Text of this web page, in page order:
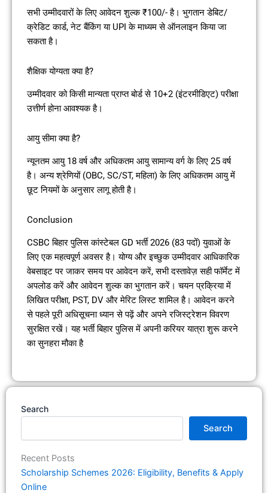
सभी उम्मीदवारों के लिए आवेदन शुल्क ₹100/- है। भुगतान डेबिट/
क्रेडिट कार्ड, नेट बैंकिंग या UPI के माध्यम से ऑनलाइन किया जा
सकता है।
शैक्षिक योग्यता क्या है?
उम्मीदवार को किसी मान्यता प्राप्त बोर्ड से 10+2 (इंटरमीडिएट) परीक्षा
उत्तीर्ण होना आवश्यक है।
आयु सीमा क्या है?
न्यूनतम आयु 18 वर्ष और अधिकतम आयु सामान्य वर्ग के लिए 25 वर्ष
है। अन्य श्रेणियों (OBC, SC/ST, महिला) के लिए अधिकतम आयु में
छूट नियमों के अनुसार लागू होती है।
Conclusion
CSBC बिहार पुलिस कांस्टेबल GD भर्ती 2026 (83 पदों) युवाओं के
लिए एक महत्वपूर्ण अवसर है। योग्य और इच्छुक उम्मीदवार आधिकारिक
वेबसाइट पर जाकर समय पर आवेदन करें, सभी दस्तावेज़ सही फॉर्मेट में
अपलोड करें और आवेदन शुल्क का भुगतान करें। चयन प्रक्रिया में
लिखित परीक्षा, PST, DV और मेरिट लिस्ट शामिल है। आवेदन करने
से पहले पूरी अधिसूचना ध्यान से पढ़ें और अपने रजिस्ट्रेशन विवरण
सुरक्षित रखें। यह भर्ती बिहार पुलिस में अपनी करियर यात्रा शुरू करने
का सुनहरा मौका है
Search
Search
Recent Posts
Scholarship Schemes 2026: Eligibility, Benefits & Apply
Online